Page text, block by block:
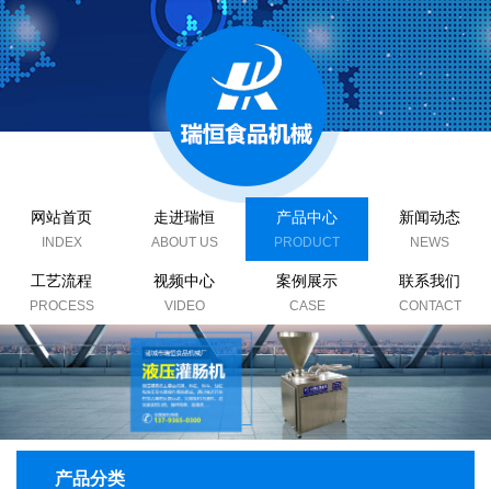
网站首页 走进瑞恒 产品中心 新闻动态
工艺流程 视频中心 案例展示 联系我们
产品分类